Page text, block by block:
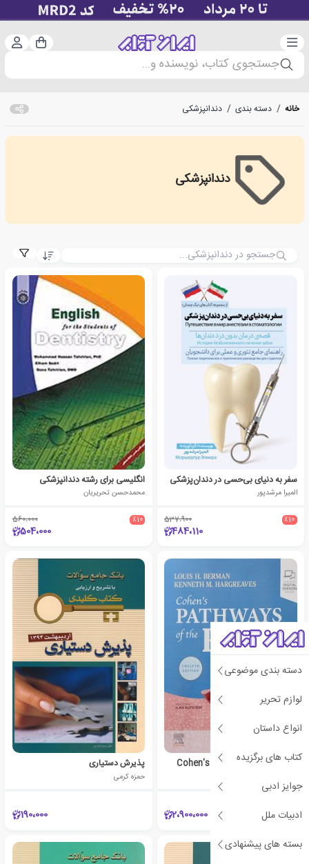
دسته‌بندی سبد
جستجوی کتاب، نویسنده و...
دسته بندی موضوعی
لوازم تحریر
انواع داستان
کتاب های برگزیده
جوایز ادبی
ادبیات ملل
بسته های پیشنهادی
خانه / دسته بندی / دندانپزشکی
دندانپزشکی
Dental
سفر‌ به‌ دنیای‌ بی‌حسی‌ در‌ دندان‌پزشکی
المیرا مرشدپور
٪10 537،900
484،110
انگلیسی برای رشته دندانپزشکی
محمدحسن تحریریان
٪10 560،000
504،000
Cohen's Pathways of the Pulp
2،900،000
پذیرش دستیاری
حمزه کرمی
190،000